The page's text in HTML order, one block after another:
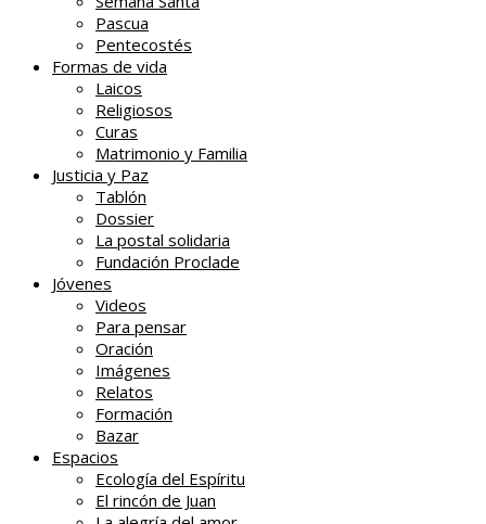
Pascua
Pentecostés
Formas de vida
Laicos
Religiosos
Curas
Matrimonio y Familia
Justicia y Paz
Tablón
Dossier
La postal solidaria
Fundación Proclade
Jóvenes
Videos
Para pensar
Oración
Imágenes
Relatos
Formación
Bazar
Espacios
Ecología del Espíritu
El rincón de Juan